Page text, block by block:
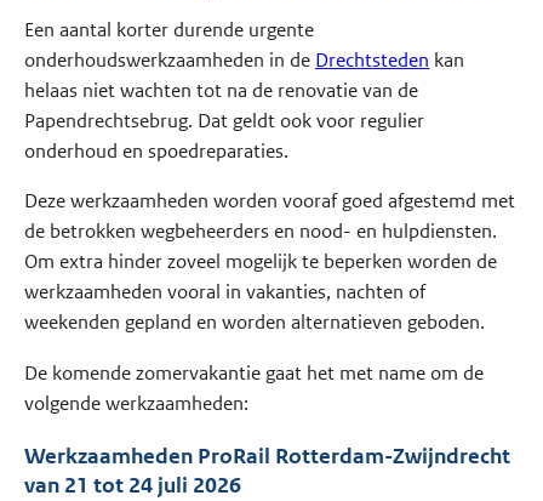
Een aantal korter durende urgente
onderhoudswerkzaamheden in de Drechtsteden kan
helaas niet wachten tot na de renovatie van de
Papendrechtsebrug. Dat geldt ook voor regulier
onderhoud en spoedreparaties.
Deze werkzaamheden worden vooraf goed afgestemd met
de betrokken wegbeheerders en nood- en hulpdiensten.
Om extra hinder zoveel mogelijk te beperken worden de
werkzaamheden vooral in vakanties, nachten of
weekenden gepland en worden alternatieven geboden.
De komende zomervakantie gaat het met name om de
volgende werkzaamheden:
Werkzaamheden ProRail Rotterdam-Zwijndrecht
van 21 tot 24 juli 2026